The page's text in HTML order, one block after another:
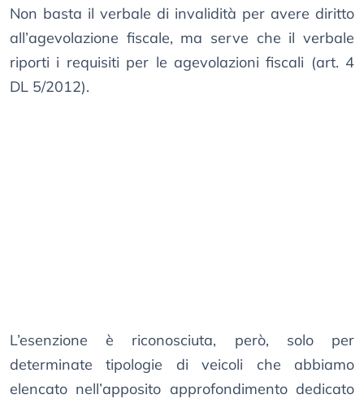
Non basta il verbale di invalidità per avere diritto
all’agevolazione fiscale, ma serve che il verbale
riporti i requisiti per le agevolazioni fiscali (art. 4
DL 5/2012).
L’esenzione è riconosciuta, però, solo per
determinate tipologie di veicoli che abbiamo
elencato nell’apposito approfondimento dedicato